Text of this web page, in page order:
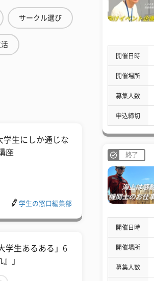
サークル選び
生にしか通じな
座
学生の窓口編集部
学生あるある」6
」
開催日時
開催場所
募集人数
申込締切
終了
開催日時
開催場所
募集人数